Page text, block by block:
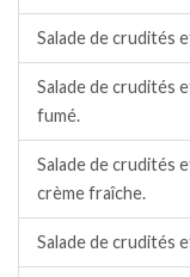
Salade de crudités
Salade de crudités
fumé.
Salade de crudités
crème fraîche.
Salade de crudités